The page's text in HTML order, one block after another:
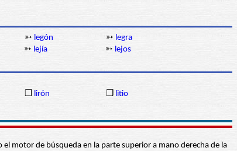
➳ legón ➳ legra
➳ lejía ➳ lejos
❒ lirón ❒ litio
motor de búsqueda en la parte superior a mano derecha de la